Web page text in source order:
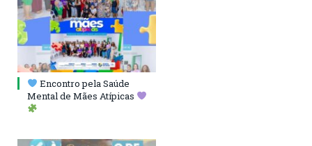
Encontro pela Saúde
Mental de Mães Atípicas